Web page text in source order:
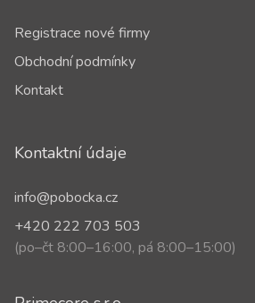
Registrace nové firmy
Obchodní podmínky
Kontakt
Kontaktní údaje
info@pobocka.cz
+420 222 703 503
(po–čt 8:00–16:00, pá 8:00–15:00)